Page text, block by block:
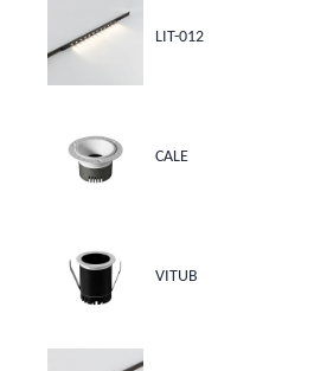
LIT-012
CALE
VITUB